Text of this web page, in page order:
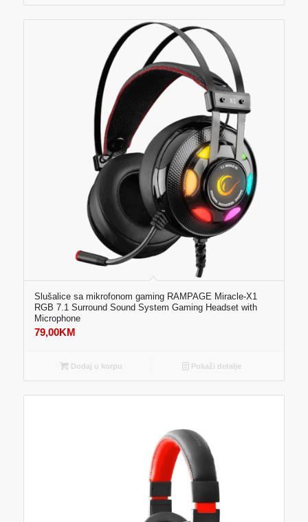
Slušalice sa mikrofonom gaming RAMPAGE Miracle-X1
RGB 7.1 Surround Sound System Gaming Headset with
Microphone
79,00KM
Dodaj u korpu Pokaži detalje